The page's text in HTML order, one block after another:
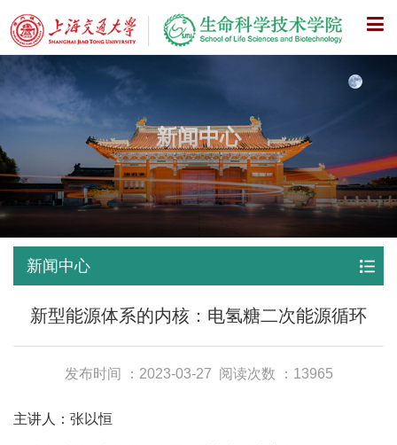
X
新闻中心
新闻中心
新型能源体系的内核：电氢糖二次能源循环
发布时间 ：2023-03-27 阅读次数 ：13965
主讲人：张以恒